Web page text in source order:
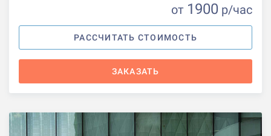
от 1900 р/час
РАССЧИТАТЬ СТОИМОСТЬ
ЗАКАЗАТЬ